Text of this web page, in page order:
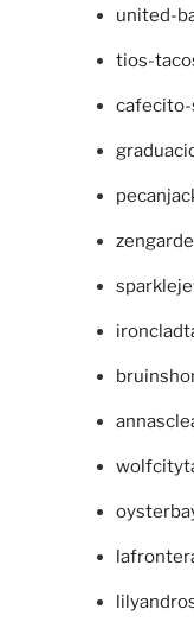
united-
tios-
cafecito-